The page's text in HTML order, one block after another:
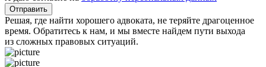
Отправить
Решая, где найти хорошего адвоката, не теряйте драгоценное
время. Обратитесь к нам, и мы вместе найдем пути выхода
из сложных правовых ситуаций.